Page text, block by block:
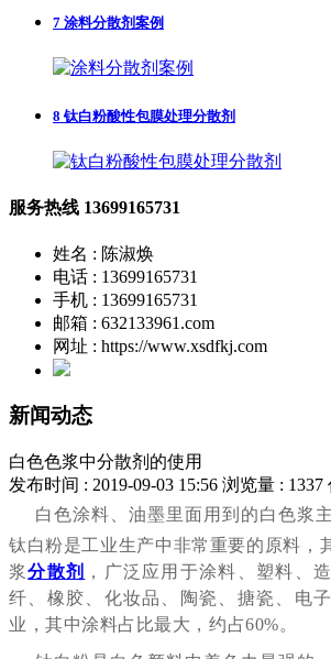
7 涂料分散剂案例
8 钛白粉酸性包膜处理分散剂
服务热线 13699165731
姓名 : 陈淑焕
电话 : 13699165731
手机 : 13699165731
邮箱 : 632133961.com
网址 : https://www.xsdfkj.com
新闻动态
白色色浆中分散剂的使用
发布时间 : 2019-09-03 15:56 浏览量 : 1337
白色涂料、油墨里面用到的白色浆
钛白粉是工业生产中非常重要的原料，
浆分散剂
，广泛应用于涂料、塑料、
纤、橡胶、化妆品、陶瓷、搪瓷、电
业，其中涂料占比最大，约占60%。